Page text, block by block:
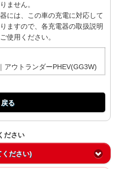
ません。
には、この車の充電に対応して
ますので、各充電器の取扱説明
使用ください。
アウトランダーPHEV(GG3W)
戻る
ださい
ください)